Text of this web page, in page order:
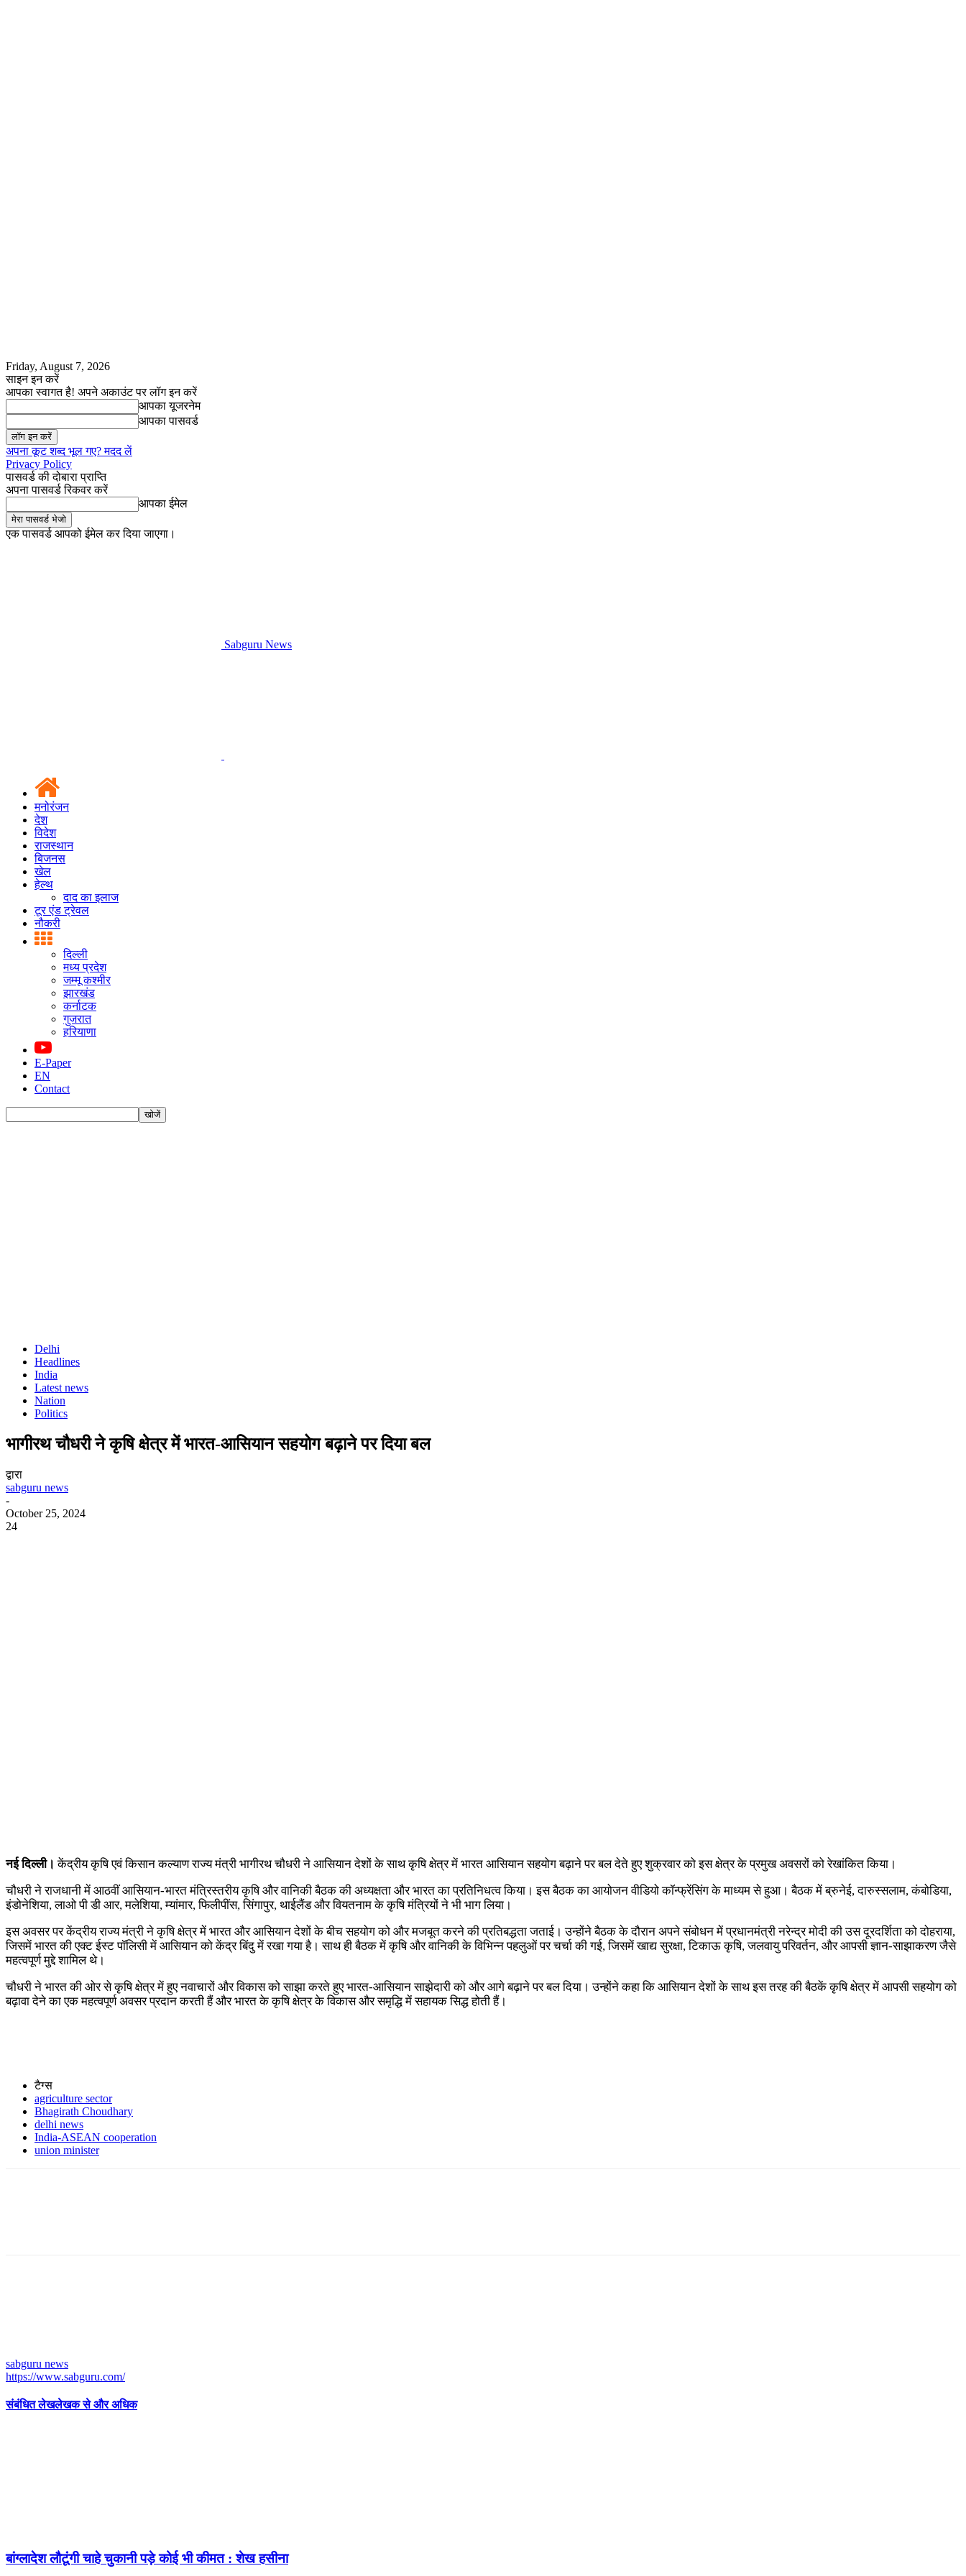
Friday, August 7, 2026
साइन इन करें
आपका स्वागत है! अपने अकाउंट पर लॉग इन करें
आपका यूजरनेम
आपका पासवर्ड
अपना कूट शब्द भूल गए? मदद लें
Privacy Policy
पासवर्ड की दोबारा प्राप्ति
अपना पासवर्ड रिकवर करें
आपका ईमेल
एक पासवर्ड आपको ईमेल कर दिया जाएगा।
Sabguru News
मनोरंजन
देश
विदेश
राजस्थान
बिजनस
खेल
हेल्थ
दाद का इलाज
टूर एंड ट्रेवल
नौकरी
दिल्ली
मध्य प्रदेश
जम्मू कश्मीर
झारखंड
कर्नाटक
गुजरात
हरियाणा
E-Paper
EN
Contact
Delhi
Headlines
India
Latest news
Nation
Politics
भागीरथ चौधरी ने कृषि क्षेत्र में भारत-आसियान सहयोग बढ़ाने पर दिया बल
द्वारा
sabguru news
-
October 25, 2024
24
नई दिल्ली। केंद्रीय कृषि एवं किसान कल्याण राज्य मंत्री भागीरथ चौधरी ने आसियान देशों के साथ कृषि क्षेत्र में भारत आसियान सहयोग बढ़ाने पर बल देते हुए शुक्रवार को इस क्षेत्र के प्रमुख अवसरों को रेखांकित किया।
चौधरी ने राजधानी में आठवीं आसियान-भारत मंत्रिस्तरीय कृषि और वानिकी बैठक की अध्यक्षता और भारत का प्रतिनिधत्व किया। इस बैठक का आयोजन वीडियो कॉन्फ्रेंसिंग के माध्यम से हुआ। बैठक में ब्रुनेई, दारुस्सलाम, कंबोडि‍या,
इंडोनेशि‍या, लाओ पी डी आर, मलेशि‍या, म्यांमार, फि‍लीपींस, सिंगापुर, थाईलैंड और वियतनाम के कृषि‍ ‍मंत्रियों ने भी भाग लिया।
इस अवसर पर केंद्रीय राज्य मंत्री ने कृषि क्षेत्र में भारत और आसियान देशों के बीच सहयोग को और मजबूत करने की प्रतिबद्धता जताई। उन्होंने बैठक के दौरान अपने संबोधन में प्रधानमंत्री नरेन्द्र मोदी की उस दूरदर्शिता को दोहराया,
जिसमें भारत की एक्ट ईस्ट पॉलिसी में आसियान को केंद्र बिंदु में रखा गया है। साथ ही बैठक में कृषि और वानिकी के विभिन्न पहलुओं पर चर्चा की गई, जिसमें खाद्य सुरक्षा, टिकाऊ कृषि, जलवायु परिवर्तन, और आपसी ज्ञान-साझाकरण जैसे
महत्वपूर्ण मुद्दे शामिल थे।
चौधरी ने भारत की ओर से कृषि क्षेत्र में हुए नवाचारों और विकास को साझा करते हुए भारत-आसियान साझेदारी को और आगे बढ़ाने पर बल दिया। उन्होंने कहा कि आसियान देशों के साथ इस तरह की बैठकें कृषि क्षेत्र में आपसी सहयोग को
बढ़ावा देने का एक महत्वपूर्ण अवसर प्रदान करती हैं और भारत के कृषि क्षेत्र के विकास और समृद्धि में सहायक सिद्ध होती हैं।
टैग्स
agriculture sector
Bhagirath Choudhary
delhi news
India-ASEAN cooperation
union minister
sabguru news
https://www.sabguru.com/
संबंधित लेखलेखक से और अधिक
बांग्लादेश लौटूंगी चाहे चुकानी पड़े कोई भी कीमत : शेख हसीना